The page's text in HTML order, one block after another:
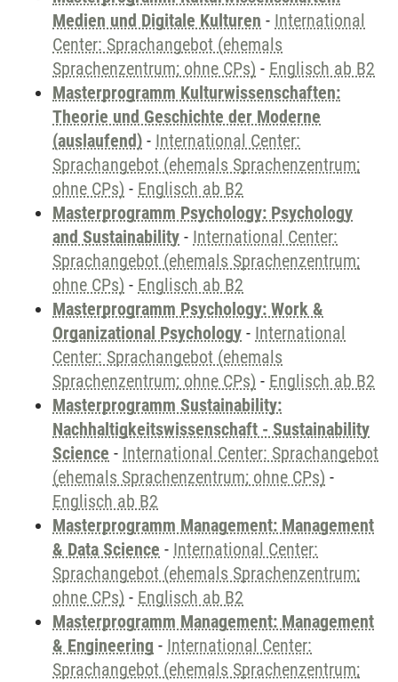
Medien und Digitale Kulturen - International
Center: Sprachangebot (ehemals
Sprachenzentrum; ohne CPs) - Englisch ab B2
Masterprogramm Kulturwissenschaften:
Theorie und Geschichte der Moderne
(auslaufend) - International Center:
Sprachangebot (ehemals Sprachenzentrum;
ohne CPs) - Englisch ab B2
Masterprogramm Psychology: Psychology
and Sustainability - International Center:
Sprachangebot (ehemals Sprachenzentrum;
ohne CPs) - Englisch ab B2
Masterprogramm Psychology: Work &
Organizational Psychology - International
Center: Sprachangebot (ehemals
Sprachenzentrum; ohne CPs) - Englisch ab B2
Masterprogramm Sustainability:
Nachhaltigkeitswissenschaft - Sustainability
Science - International Center: Sprachangebot
(ehemals Sprachenzentrum; ohne CPs) -
Englisch ab B2
Masterprogramm Management: Management
& Data Science - International Center:
Sprachangebot (ehemals Sprachenzentrum;
ohne CPs) - Englisch ab B2
Masterprogramm Management: Management
& Engineering - International Center:
Sprachangebot (ehemals Sprachenzentrum;